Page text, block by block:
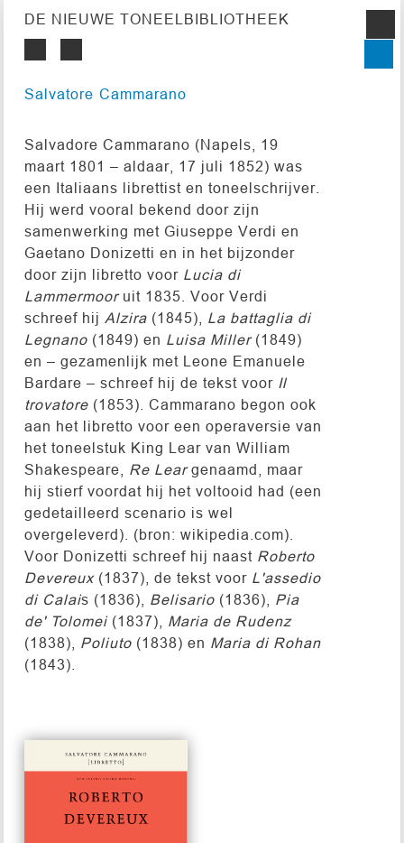
DE NIEUWE TONEELBIBLIOTHEEK
Salvatore Cammarano
Salvadore Cammarano (Napels, 19
maart 1801 – aldaar, 17 juli 1852) was
een Italiaans librettist en toneelschrijver.
Hij werd vooral bekend door zijn
samenwerking met Giuseppe Verdi en
Gaetano Donizetti en in het bijzonder
door zijn libretto voor Lucia di
Lammermooruit 1835. Voor Verdi
schreef hij Alzira(1845), La battaglia di
Legnano(1849) en Luisa Miller(1849)
en – gezamenlijk met Leone Emanuele
Bardare – schreef hij de tekst voorIl
trovatore(1853). Cammarano begon ook
aan het libretto voor een operaversie van
het toneelstuk King Lear van William
Shakespeare, Re Leargenaamd, maar
hij stierf voordat hij het voltooid had (een
gedetailleerd scenario is wel
overgeleverd). (bron: wikipedia.com).
Voor Donizetti schreef hij naast Roberto
Devereux(1837), de tekst voorL'assedio
di Calais (1836), Belisario(1836), Pia
de' Tolomei(1837), Maria de Rudenz
(1838), Poliuto(1838) en Maria di Rohan
(1843).